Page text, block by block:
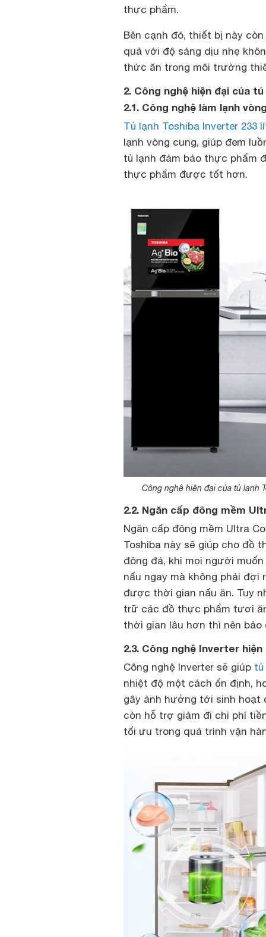
thực phẩm.
Bên cạnh đó, thiết bị này
quả với độ sáng dịu nhẹ
thức ăn trong môi trường
2. Công nghệ hiện đại của
2.1. Công nghệ làm lạnh
Tủ lạnh Toshiba Inverter 233
lạnh vòng cung, giúp đem
tủ lạnh đảm bảo thực phẩm
thực phẩm được tốt hơn.
Công nghệ hiện đại của tủ lạnh
2.2. Ngăn cấp đông mềm
Ngăn cấp đông mềm Ultra
Toshiba này sẽ giúp cho đồ
đông đá, khi mọi người
nấu ngay mà không phải
được thời gian nấu ăn. Tuy
trữ các đồ thực phẩm tươi
thời gian lâu hơn thì nên
2.3. Công nghệ Inverter hiện
Công nghệ Inverter sẽ giúp tủ
nhiệt độ một cách ổn định,
gây ảnh hưởng tới sinh hoạt
còn hỗ trợ giảm đi chi phí
tối ưu trong quá trình vận